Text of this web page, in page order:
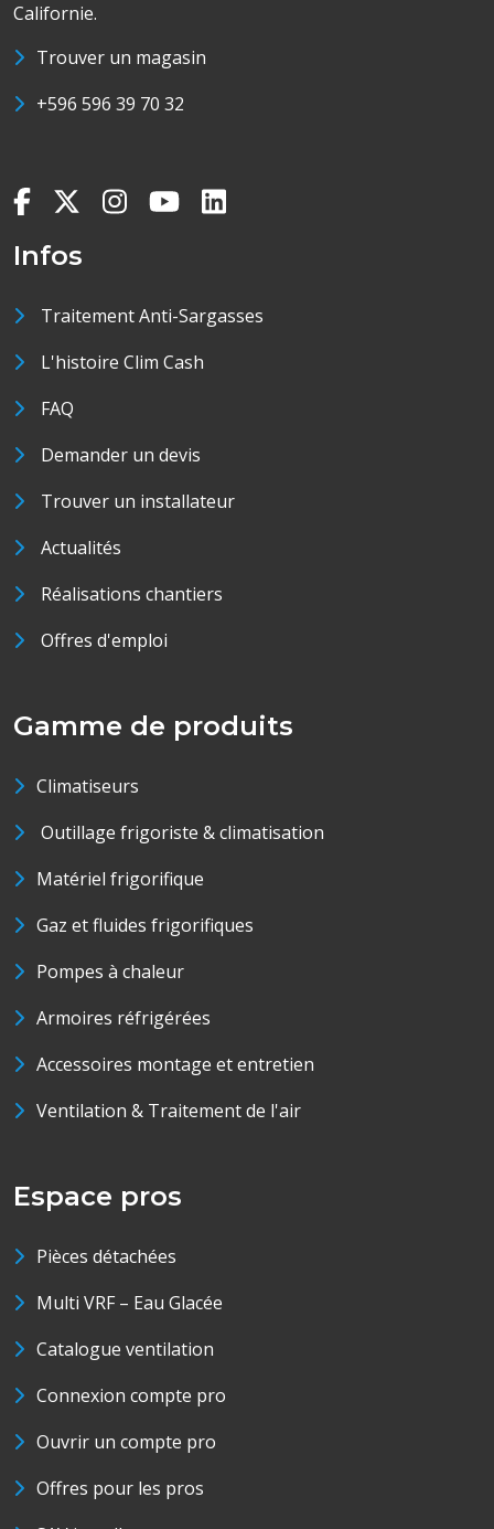
Californie.
Trouver un magasin
+596 596 39 70 32
Infos
Traitement Anti-Sargasses
L'histoire Clim Cash
FAQ
Demander un devis
Trouver un installateur
Actualités
Réalisations chantiers
Offres d'emploi
Gamme de produits
Climatiseurs
Outillage frigoriste & climatisation
Matériel frigorifique
Gaz et fluides frigorifiques
Pompes à chaleur
Armoires réfrigérées
Accessoires montage et entretien
Ventilation & Traitement de l'air
Espace pros
Pièces détachées
Multi VRF – Eau Glacée
Catalogue ventilation
Connexion compte pro
Ouvrir un compte pro
Offres pour les pros